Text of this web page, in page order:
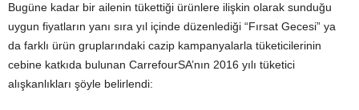
Bugüne kadar bir ailenin tükettiği ürünlere ilişkin olarak sunduğu
uygun fiyatların yanı sıra yıl içinde düzenlediği “Fırsat Gecesi” ya
da farklı ürün gruplarındaki cazip kampanyalarla tüketicilerinin
cebine katkıda bulunan CarrefourSA’nın 2016 yılı tüketici
alışkanlıkları şöyle belirlendi: